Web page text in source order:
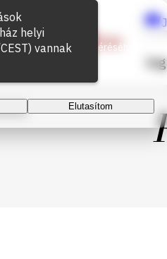
helyi
vannak
a látogatottság méréséhez
elfogadja a sütik
Elutasítom